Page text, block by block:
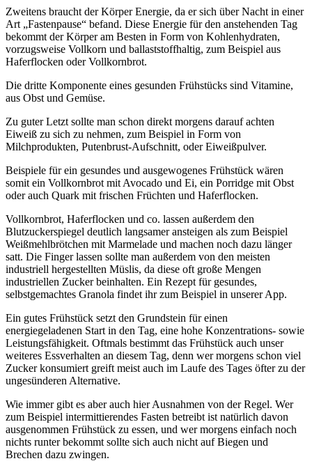
Zweitens braucht der Körper Energie, da er sich über Nacht in einer
Art „Fastenpause“ befand. Diese Energie für den anstehenden Tag
bekommt der Körper am Besten in Form von Kohlenhydraten,
vorzugsweise Vollkorn und ballaststoffhaltig, zum Beispiel aus
Haferflocken oder Vollkornbrot.
Die dritte Komponente eines gesunden Frühstücks sind Vitamine,
aus Obst und Gemüse.
Zu guter Letzt sollte man schon direkt morgens darauf achten
Eiweiß zu sich zu nehmen, zum Beispiel in Form von
Milchprodukten, Putenbrust-Aufschnitt, oder Eiweißpulver.
Beispiele für ein gesundes und ausgewogenes Frühstück wären
somit ein Vollkornbrot mit Avocado und Ei, ein Porridge mit Obst
oder auch Quark mit frischen Früchten und Haferflocken.
Vollkornbrot, Haferflocken und co. lassen außerdem den
Blutzuckerspiegel deutlich langsamer ansteigen als zum Beispiel
Weißmehlbrötchen mit Marmelade und machen noch dazu länger
satt. Die Finger lassen sollte man außerdem von den meisten
industriell hergestellten Müslis, da diese oft große Mengen
industriellen Zucker beinhalten. Ein Rezept für gesundes,
selbstgemachtes Granola findet ihr zum Beispiel in unserer App.
Ein gutes Frühstück setzt den Grundstein für einen
energiegeladenen Start in den Tag, eine hohe Konzentrations- sowie
Leistungsfähigkeit. Oftmals bestimmt das Frühstück auch unser
weiteres Essverhalten an diesem Tag, denn wer morgens schon viel
Zucker konsumiert greift meist auch im Laufe des Tages öfter zu der
ungesünderen Alternative.
Wie immer gibt es aber auch hier Ausnahmen von der Regel. Wer
zum Beispiel intermittierendes Fasten betreibt ist natürlich davon
ausgenommen Frühstück zu essen, und wer morgens einfach noch
nichts runter bekommt sollte sich auch nicht auf Biegen und
Brechen dazu zwingen.